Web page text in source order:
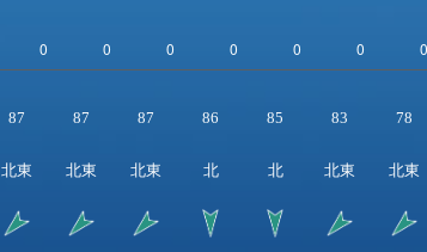
87 87 87 86 85 83 78
北東 北東 北東 北 北 北東 北東